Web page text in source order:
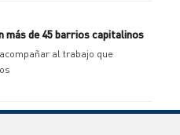
más de 45 barrios capitalinos
al trabajo que